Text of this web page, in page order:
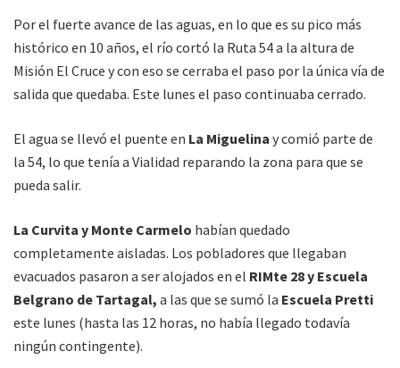
Por el fuerte avance de las aguas, en lo que es su pico más
histórico en 10 años, el río cortó la Ruta 54 a la altura de
Misión El Cruce y con eso se cerraba el paso por la única vía de
salida que quedaba. Este lunes el paso continuaba cerrado.
El agua se llevó el puente en La Miguelina y comió parte de
la 54, lo que tenía a Vialidad reparando la zona para que se
pueda salir.
La Curvita y Monte Carmelo habían quedado
completamente aisladas. Los pobladores que llegaban
evacuados pasaron a ser alojados en el RIMte 28 y Escuela
Belgrano de Tartagal, a las que se sumó la Escuela Pretti
este lunes (hasta las 12 horas, no había llegado todavía
ningún contingente).